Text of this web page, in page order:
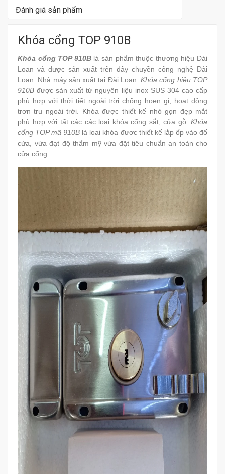
Đánh giá sản phẩm
Khóa cổng TOP 910B
Khóa cổng TOP 910B là sản phẩm thuộc thương hiệu Đài
Loan và được sản xuất trên dây chuyền công nghệ Đài
Loan. Nhà máy sản xuất tại Đài Loan.Khóa cổng hiệu TOP
910B được sản xuất từ nguyên liệu inox SUS 304 cao cấp
phù hợp với thời tiết ngoài trời chống hoen gỉ, hoạt động
trơn tru ngoài trời. Khóa được thiết kế nhỏ gọn đẹp mắt
phù hợp với tất các các loại khóa cổng sắt, cửa gỗ. Khóa
cổng TOP mã 910B là loại khóa được thiết kế lắp ốp vào đố
cửa, vừa đạt độ thẩm mỹ vừa đặt tiêu chuẩn an toàn cho
cửa cổng.